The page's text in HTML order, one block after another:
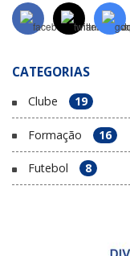
CATEGORIAS
Clube 19
Formação 16
Futebol 8